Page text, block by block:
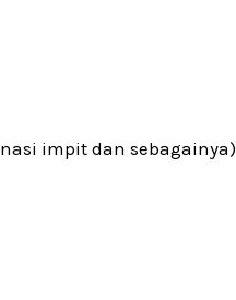
impit dan sebagainya)